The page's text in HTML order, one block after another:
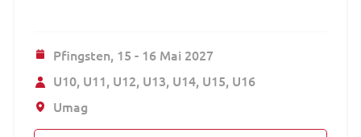
Pfingsten, 15 - 16 Mai 2027
U10 U11 U12 U13 U14 U15 U16
Umag